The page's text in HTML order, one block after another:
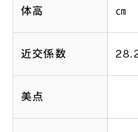
体高 ㎝
近交係数
美点